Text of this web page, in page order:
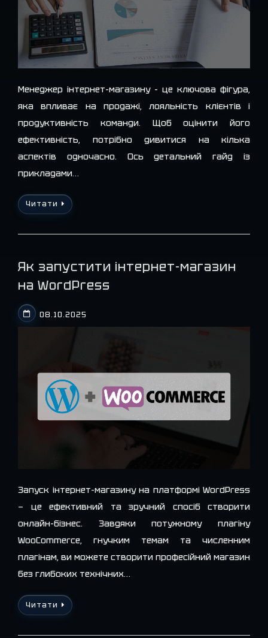
Менеджер інтернет-магазину – це ключова фігура,
яка впливає на продажі, лояльність клієнтів і
продуктивність команди. Щоб оцінити його
ефективність, потрібно дивитися на кілька
аспектів одночасно. Ось детальний гайд із
прикладами…
Читати
Як запустити інтернет-магазин
на WordPress
08.10.2025
Запуск інтернет-магазину на платформі WordPress
— це ефективний та зручний спосіб створити
онлайн-бізнес. Завдяки потужному плагіну
WooCommerce, гнучким темам та численним
плагінам, ви можете створити професійний магазин
без глибоких технічних…
Читати